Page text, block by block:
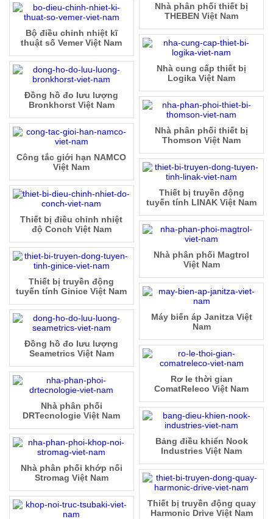
Nhà phân phối thiết bị
THEBEN Việt Nam
Bộ điều chỉnh nhiệt kĩ
thuật số Vemer Việt Nam
Nhà cung cấp thiết bị
Logika Việt Nam
Đồng hồ đo lưu lượng
Bronkhorst Việt Nam
Nhà phân phối thiết bị
Thomson Việt Nam
Công tắc giới hạn NAMCO
Việt Nam
Thiết bị truyền động
tuyến tính LINAK Việt Nam
Thiết bị điều chỉnh nhiệt
độ Conch Việt Nam
Nhà phân phối Magtrol
Việt Nam
Thiết bị truyền động
tuyến tính Ginice Việt Nam
Máy biến áp Janitza Việt
Nam
Đồng hồ đo lưu lượng
Seametrics Việt Nam
Rơ le thời gian
ComatReleco Việt Nam
Nhà phân phối
DRTecnologie Việt Nam
Bảng điều khiển Nook
Industries Việt Nam
Nhà phân phối khớp nối
Stromag Việt Nam
Thiết bị truyền động quay
Harmonic Drive Việt Nam